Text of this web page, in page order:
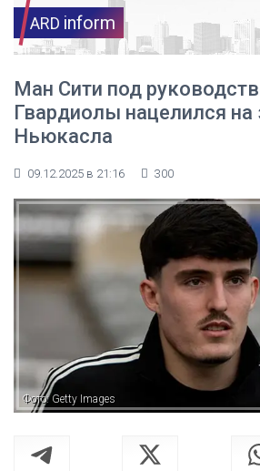
ARD inform
Ман Сити под
Гвардиолы нацелился на
Ньюкасла
09.12.2025 в 21:16 300
Фото: Getty Images